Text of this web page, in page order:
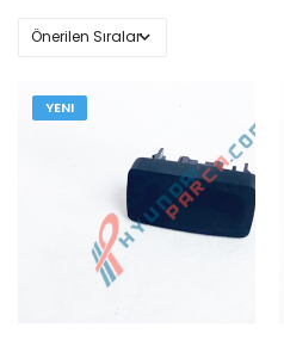
YENI